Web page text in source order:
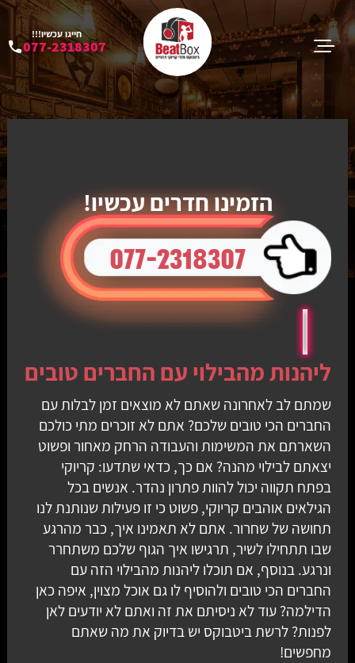
חייגו עכשיו!!!
077-2318307
הזמינו חדרים עכשיו!
077-2318307
ליהנות מהבילוי עם החברים טובים
שמתם לב לאחרונה שאתם לא מוצאים זמן לבלות עם
החברים הכי טובים שלכם? אתם לא זוכרים מתי כולכם
השארתם את המשימות והעבודה הרחק מאחור ופשוט
יצאתם לבילוי מהנה? אם כך, כדאי שתדעו: קריוקי
בפתח תקווה יכול להוות פתרון נהדר. אנשים בכל
הגילאים אוהבים קריוקי, פשוט כי זו פעילות שנותנת לנו
תחושה של שחרור. אתם לא תאמינו איך, כבר מהרגע
שבו תתחילו לשיר, תרגישו איך הגוף שלכם משתחרר
ונרגע. בנוסף, אם תוכלו ליהנות מהבילוי הזה עם
החברים הכי טובים ולהוסיף לו גם אוכל מצוין, איפה כאן
הדילמה? עוד לא ניסיתם את זה ואתם לא יודעים לאן
לפנות? לרשת ביטבוקס יש בדיוק את מה שאתם
מחפשים!